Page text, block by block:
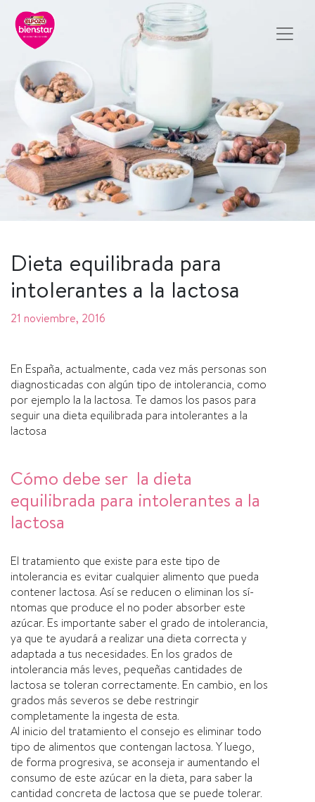
Dieta equilibrada para
intolerantes a la lactosa
21 noviembre, 2016
En España, actualmente, cada vez más personas son
diagnosticadas con algún tipo de intolerancia, como
por ejemplo la la lactosa. Te damos los pasos para
seguir una dieta equilibrada para intolerantes a la
lactosa
Cómo debe ser la dieta
equilibrada para intolerantes a la
lactosa
El tratamiento que existe para este tipo de
intolerancia es evitar cualquier alimento que pueda
contener lactosa. Así­ se reducen o eliminan los sí­
ntomas que produce el no poder absorber este
azúcar. Es importante saber el grado de intolerancia,
ya que te ayudará a realizar una dieta correcta y
adaptada a tus necesidades. En los grados de
intolerancia más leves, pequeñas cantidades de
lactosa se toleran correctamente. En cambio, en los
grados más severos se debe restringir
completamente la ingesta de esta.
Al inicio del tratamiento el consejo es eliminar todo
tipo de alimentos que contengan lactosa. Y luego,
de forma progresiva, se aconseja ir aumentando el
consumo de este azúcar en la dieta, para saber la
cantidad concreta de lactosa que se puede tolerar.